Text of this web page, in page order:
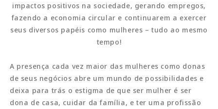
impactos positivos na sociedade, gerando empregos,
fazendo a economia circular e continuarem a exercer
seus diversos papéis como mulheres – tudo ao mesmo
tempo!
A presença cada vez maior das mulheres como donas
de seus negócios abre um mundo de possibilidades e
deixa para trás o estigma de que ser mulher é ser
dona de casa, cuidar da família, e ter uma profissão